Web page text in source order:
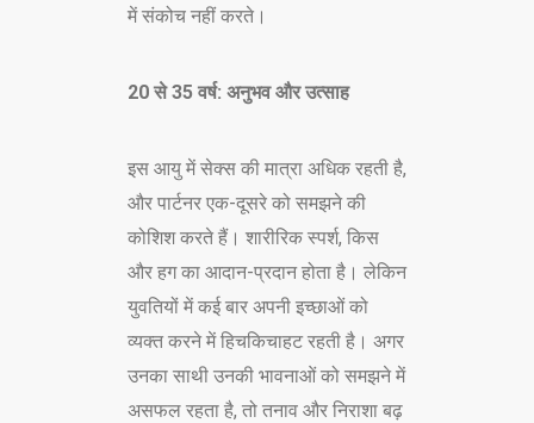
में संकोच नहीं करते।
20 से 35 वर्ष: अनुभव और उत्साह
इस आयु में सेक्स की मात्रा अधिक रहती है,
और पार्टनर एक-दूसरे को समझने की
कोशिश करते हैं। शारीरिक स्पर्श, किस
और हग का आदान-प्रदान होता है। लेकिन
युवतियों में कई बार अपनी इच्छाओं को
व्यक्त करने में हिचकिचाहट रहती है। अगर
उनका साथी उनकी भावनाओं को समझने में
असफल रहता है, तो तनाव और निराशा बढ़